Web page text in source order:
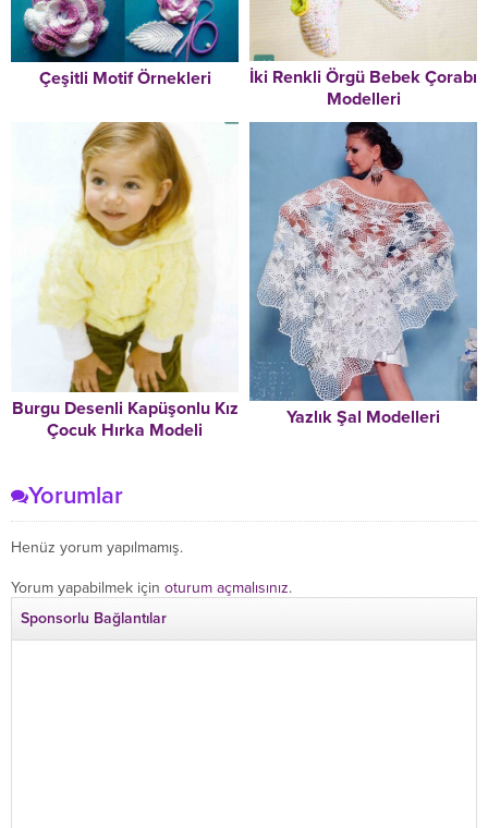
Çeşitli Motif Örnekleri
İki Renkli Örgü Bebek Çorabı
Modelleri
Burgu Desenli Kapüşonlu Kız
Çocuk Hırka Modeli
Yazlık Şal Modelleri
Yorumlar
Henüz yorum yapılmamış.
Yorum yapabilmek için oturum açmalısınız.
Sponsorlu Bağlantılar